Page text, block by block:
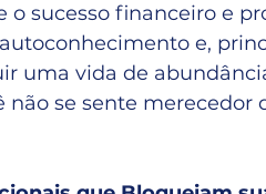
o sucesso financeiro e
e,
uma vida de
não se sente